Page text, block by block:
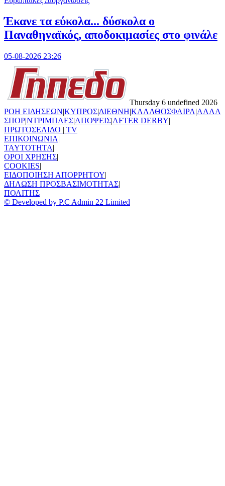
Έκανε τα εύκολα... δύσκολα ο
Παναθηναϊκός, αποδοκιμασίες στο φινάλε
05-08-2026 23:26
Thursday 6 undefined 2026
ΡΟΗ ΕΙΔΗΣΕΩΝ|ΚΥΠΡΟΣ|ΔΙΕΘΝΗ|ΚΑΛΑΘΟΣΦΑΙΡΑ|ΑΛΛΑ
ΣΠΟΡ|ΝΤΡΙΜΠΛΕΣ|ΑΠΟΨΕΙΣ|AFTER DERBY|
ΠΡΩΤΟΣΕΛΙΔΟ | TV
ΕΠΙΚΟΙΝΩΝΙΑ|
TAYTOTHTA|
ΟΡΟΙ ΧΡΗΣΗΣ|
COOKIES|
ΕΙΔΟΠΟΙΗΣΗ ΑΠΟΡΡΗΤΟΥ|
ΔΗΛΩΣΗ ΠΡΟΣΒΑΣΙΜΟΤΗΤΑΣ|
ΠΟΛΙΤΗΣ
© Developed by P.C Admin 22 Limited